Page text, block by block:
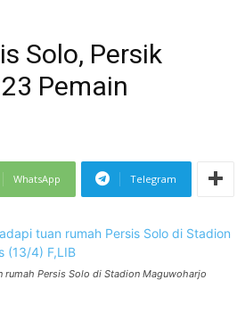
Solo, Persik
Pemain
WhatsApp Telegram
rumah Persis Solo di Stadion Maguwoharjo